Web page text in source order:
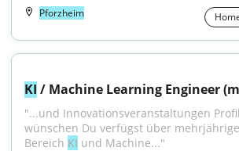
Pforzheim
KI / Machine Learning Engineer
"...und Innovationsveranstaltungen
wünschen Du verfügst über
Bereich KI und Machine..."